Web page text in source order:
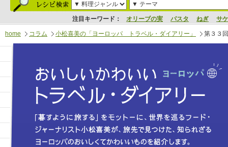
注目キーワード： オリーブの実 パスタ ねぎ サケ
home コラム 小松喜美の「ヨーロッパ トラベル・ダイアリー」 第３３